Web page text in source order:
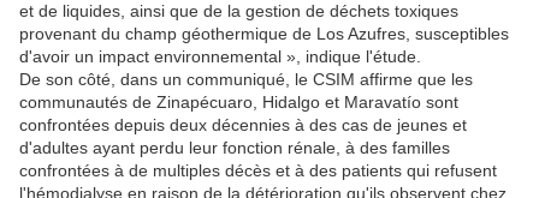
et de liquides, ainsi que de la gestion de déchets toxiques
provenant du champ géothermique de Los Azufres, susceptibles
d'avoir un impact environnemental », indique l'étude.
De son côté, dans un communiqué, le CSIM affirme que les
communautés de Zinapécuaro, Hidalgo et Maravatío sont
confrontées depuis deux décennies à des cas de jeunes et
d'adultes ayant perdu leur fonction rénale, à des familles
confrontées à de multiples décès et à des patients qui refusent
l'hémodialyse en raison de la détérioration qu'ils observent chez